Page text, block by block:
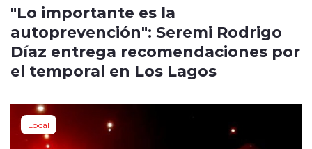
"Lo importante es la
autoprevención": Seremi Rodrigo
Díaz entrega recomendaciones por
el temporal en Los Lagos
Local